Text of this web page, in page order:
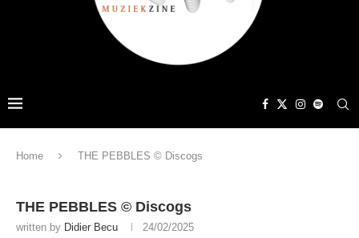
Home THE PEBBLES © Discogs
THE PEBBLES © Discogs
written by Didier Becu 24/02/2025